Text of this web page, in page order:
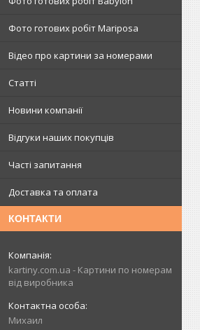
Фото готових робіт Mariposa
Відео про картини за номерами
Статті
Новини компанії
Відгуки наших покупців
Часті запитання
Доставка та оплата
КОНТАКТИ
kartiny.com.ua - Картини по номерам
від виробника
Михаил